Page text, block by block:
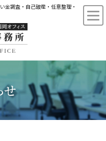
金調査・自己破産・任意整理・
せ